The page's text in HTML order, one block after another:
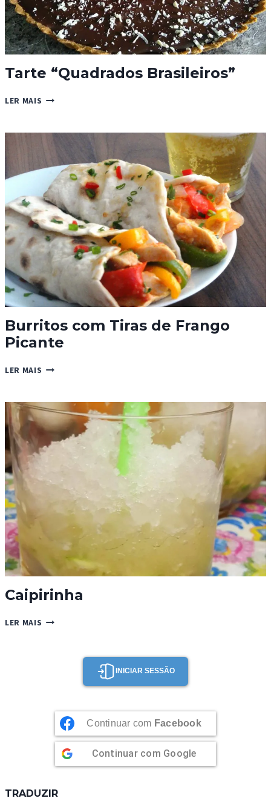
Tarte “Quadrados Brasileiros”
LER MAIS TARTE
Burritos com Tiras de Frango
Picante
LER MAIS BURRITOS
DE
FRANGO
PICANTE
Caipirinha
LER MAIS CAIPIRINHA
INICIAR SESSÃO
Continuar com Facebook
Continuar com Google
TRADUZIR